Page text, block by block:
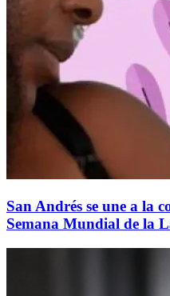
San Andrés se une a la
Semana Mundial de la